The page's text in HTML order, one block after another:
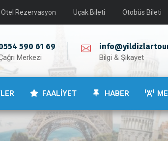
Otel Rezervasyon Uçak Bileti Otobüs Bileti
590 61 69
Merkezi Bilgi & Şikayet
FAALİYET HABER